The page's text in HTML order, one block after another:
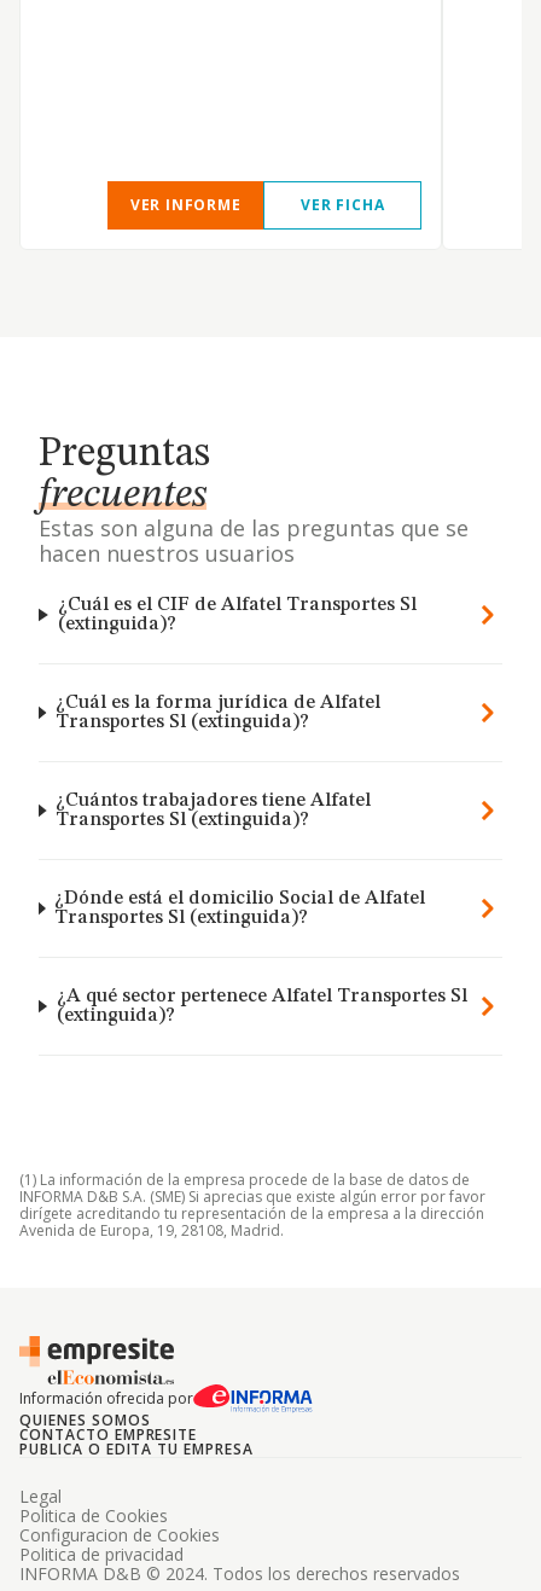
VER INFORME VER FICHA
Preguntas
frecuentes
Estas son alguna de las preguntas que se
hacen nuestros usuarios
¿Cuál es el CIF de Alfatel Transportes Sl
(extinguida)?
¿Cuál es la forma jurídica de Alfatel
Transportes Sl (extinguida)?
¿Cuántos trabajadores tiene Alfatel
Transportes Sl (extinguida)?
¿Dónde está el domicilio Social de Alfatel
Transportes Sl (extinguida)?
¿A qué sector pertenece Alfatel Transportes Sl
(extinguida)?
(1) La información de la empresa procede de la base de datos de
INFORMA D&B S.A. (SME) Si aprecias que existe algún error por favor
dirígete acreditando tu representación de la empresa a la dirección
Avenida de Europa, 19, 28108, Madrid.
Información ofrecida por
QUIENES SOMOS
CONTACTO EMPRESITE
PUBLICA O EDITA TU EMPRESA
INFORMA D&B © 2024. Todos los derechos reservados
Legal
Politica de Cookies
Configuracion de Cookies
Politica de privacidad